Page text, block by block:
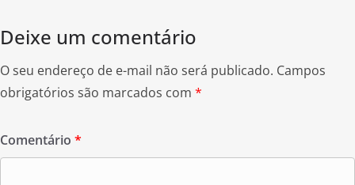
Deixe um comentário
O seu endereço de e-mail não será publicado. Campos
obrigatórios são marcados com *
Comentário *